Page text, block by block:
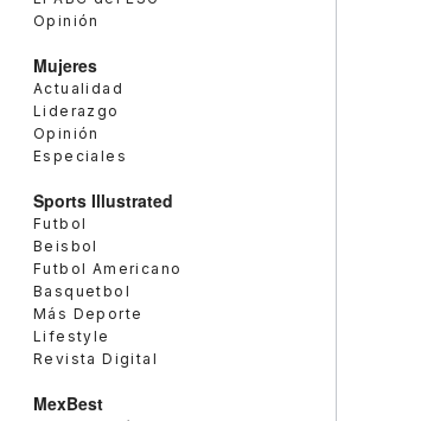
Opinión
Mujeres
Actualidad
Liderazgo
Opinión
Especiales
Sports Illustrated
Futbol
Beisbol
Futbol Americano
Basquetbol
Más Deporte
Lifestyle
Revista Digital
MexBest